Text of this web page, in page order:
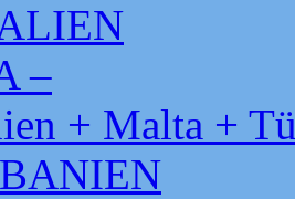
–
+ Malta +